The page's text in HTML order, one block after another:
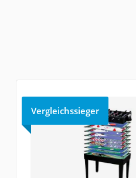
Vergleichssieger